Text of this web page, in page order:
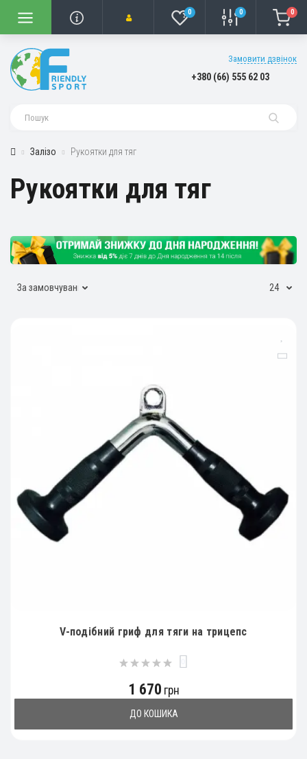
0 0 0
Замовити дзвінок
+380 (66) 555 62 03
Залізо Рукоятки для тяг
Рукоятки для тяг
V-подібний гриф для тяги на трицепс
1 670 грн
ДО КОШИКА